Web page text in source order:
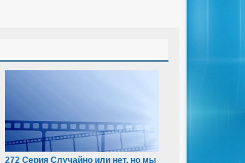
272 Серия Случайно или нет, но мы